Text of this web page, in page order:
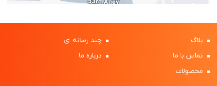
بلاگ
چند رسانه ای
تماس با ما
درباره ما
محصولات